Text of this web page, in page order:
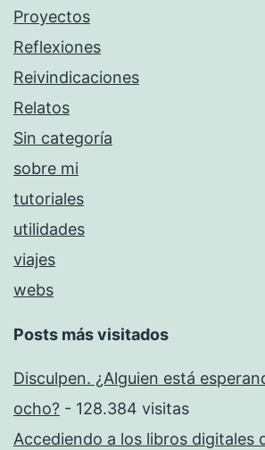
Proyectos
Reflexiones
Reivindicaciones
Relatos
Sin categoría
sobre mi
tutoriales
utilidades
viajes
webs
Posts más visitados
Disculpen. ¿Alguien está
ocho? - 128.384 visitas
Accediendo a los libros digitales